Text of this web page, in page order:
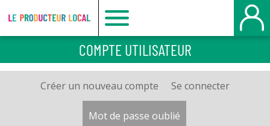
Le
producteur
local
COMPTE UTILISATEUR
OngletsCréer un nouveau compte Se connecter
Mot de passe oublié